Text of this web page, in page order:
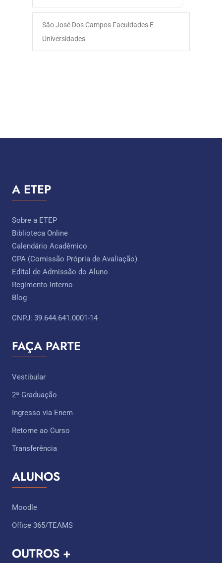
São José Dos Campos Faculdades E
Universidades
A ETEP
Sobre a ETEP
Biblioteca Online
Calendário Acadêmico
CPA (Comissão Própria de Avaliação)
Edital de Admissão do Aluno
Regimento Interno
Blog
CNPJ: 39.644.641.0001-14
FAÇA PARTE
Vestibular
2ª Graduação
Ingresso via Enem
Retorne ao Curso
Transferência
ALUNOS
Moodle
Office 365/TEAMS
OUTROS +